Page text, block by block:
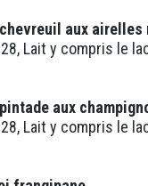
aux airelles
Lait y compris le
aux
Lait y compris le